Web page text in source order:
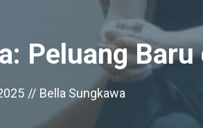
Peluang
// Bella Sungkawa